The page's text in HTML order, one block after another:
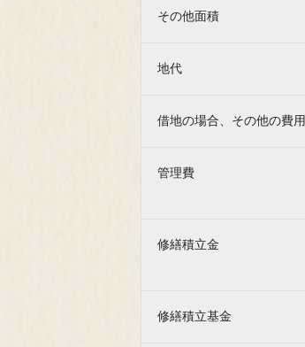
その他面積
地代
借地の場合、その他の費用
管理費
修繕積立金
修繕積立基金